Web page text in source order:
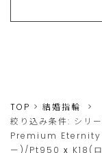
TOP
結婚指輪
絞り込み条件: シリ
Premium Eternity
ー)/Pt950 x K18(